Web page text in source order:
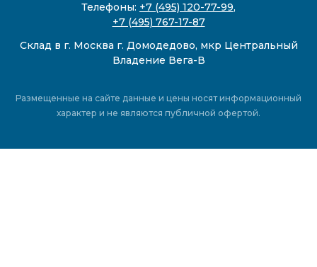
Телефоны: +7 (495) 120-77-99,
+7 (495) 767-17-87
Склад в г. Москва г. Домодедово, мкр Центральный
Владение Вега-В
Размещенные на сайте данные и цены носят информационный
характер и не являются публичной офертой.